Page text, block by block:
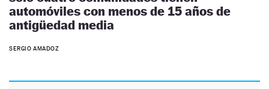
automóviles con menos de 15 años de
antigüedad media
SERGIO AMADOZ